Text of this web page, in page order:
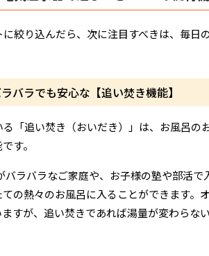
絞り込んだら、次に注目すべきは、毎
ラでも安心な【追い焚き機能】
「追い焚き（おいだき）」は、お風呂
す。
バラバラなご家庭や、お子様の塾や部活
の熱々のお風呂に入ることができます
すが、追い焚きであれば湯量が変わらな